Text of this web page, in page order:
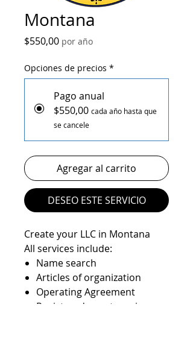
Montana
$550,00Precio
por año
Opciones de precios *
Pago anual
$550,00 cada año hasta que
se cancele
Agregar al carrito
DESEO ESTE SERVICIO
Create your LLC in Montana
All services include:
Name search
Articles of organization
Operating Agreement
Registered agent service